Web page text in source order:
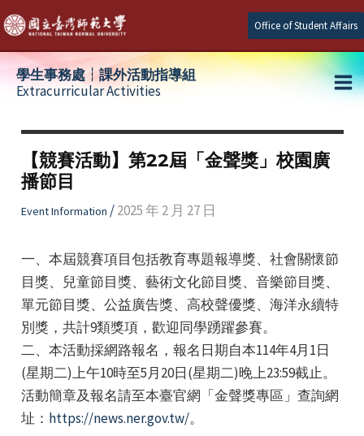
Skip
to
content
Office of Student Affairs
學生事務處┆課外活動指導組
Extracurricular Activities
【競賽活動】第22屆「金聲獎」校園廣
播節目
Event Information /2025 年 2 月 27 日
一、本屆競賽項目包括教育專題報導獎、社會關懷節
目獎、兒童節目獎、藝術文化節目獎、音樂節目獎、
單元節目獎、公益廣告獎、高校聲優獎、海洋永續特
別獎，共計9類獎項，歡迎同學踴躍參賽。
二、本活動採網路報名，報名日期自本114年4月1日
(星期二)上午10時至5月20日(星期二)晚上23:59截止。
活動簡章及報名請至本臺官網「金聲獎專區」查詢網
址： https://news.ner.gov.tw/。